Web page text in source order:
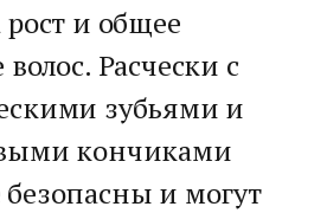
и общее
Расчески с
зубьями и
кончиками
и могут